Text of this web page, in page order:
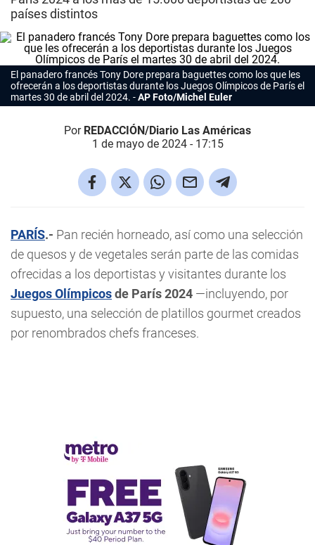
países distintos
El panadero francés Tony Dore prepara baguettes como los que les
ofrecerán a los deportistas durante los Juegos Olímpicos de París el
martes 30 de abril del 2024.
AP Foto/Michel Euler
Por REDACCIÓN/Diario Las Américas
1 de mayo de 2024 - 17:15
PARÍS.- Pan recién horneado, así como una selección
de quesos y de vegetales serán parte de las comidas
ofrecidas a los deportistas y visitantes durante los
Juegos Olímpicosde París 2024 —incluyendo, por
supuesto, una selección de platillos gourmet creados
por renombrados chefs franceses.